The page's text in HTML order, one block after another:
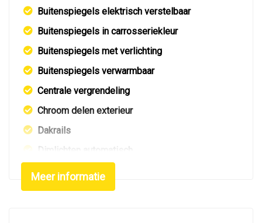
Buitenspiegels elektrisch verstelbaar
Buitenspiegels in carrosseriekleur
Buitenspiegels met verlichting
Buitenspiegels verwarmbaar
Centrale vergrendeling
Chroom delen exterieur
Dakrails
Dimlichten automatisch
Elektrisch glazen panorama-dak
Extra getint glas achter
Meer informatie